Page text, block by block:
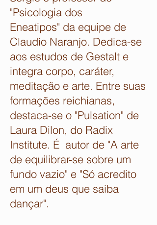
"Psicologia dos
Eneatipos" da equipe de
Claudio Naranjo. Dedica-se
aos estudos de Gestalt e
integra corpo, caráter,
meditação e arte. Entre suas
formações reichianas,
destaca-se o "Pulsation" de
Laura Dilon, do Radix
Institute. É autor de "A arte
de equilibrar-se sobre um
fundo vazio" e "Só acredito
em um deus que saiba
dançar".